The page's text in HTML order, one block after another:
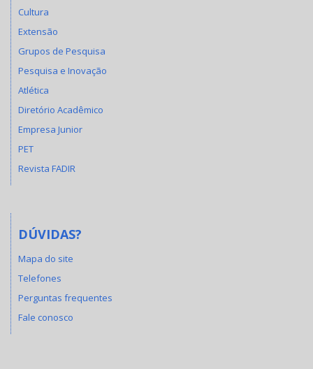
Cultura
Extensão
Grupos de Pesquisa
Pesquisa e Inovação
Atlética
Diretório Acadêmico
Empresa Junior
PET
Revista FADIR
DÚVIDAS?
Mapa do site
Telefones
Perguntas frequentes
Fale conosco